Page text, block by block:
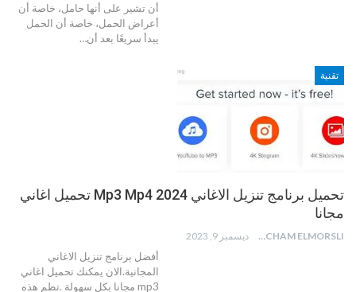
أن تشير على أنها حامل، خاصة أن
أعراض الحمل، خاصة أن الحمل
يبدأ سريعًا بعد أن…
تقنية
تحميل برنامج تنزيل الاغاني Mp3 Mp4 2024 تحميل اغاني
مجانا
HICHAM ELMORSLI ديسمبر 9, 2023
أفضل برنامج تنزيل الاغاني
المجانية.الان يمكنك تحميل اغاني
mp3 مجانا بكل سهولة .تظم هذه